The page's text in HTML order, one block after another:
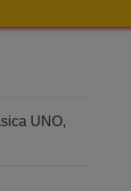
UNO,